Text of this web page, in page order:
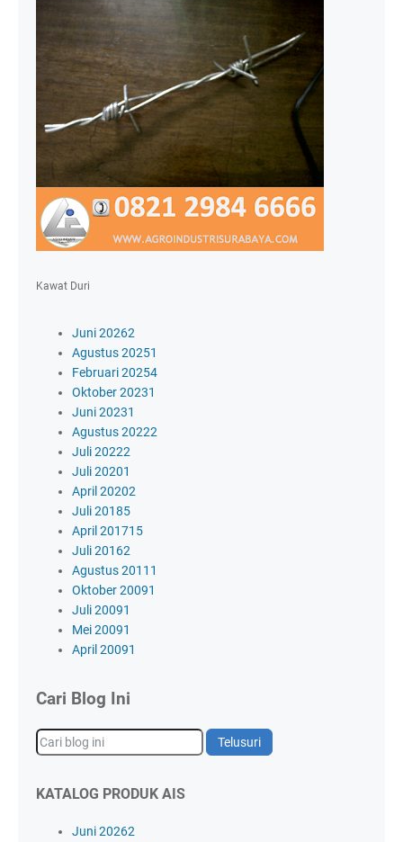
Kawat Duri
Juni 20262
Agustus 20251
Februari 20254
Oktober 20231
Juni 20231
Agustus 20222
Juli 20222
Juli 20201
April 20202
Juli 20185
April 201715
Juli 20162
Agustus 2011 1
Oktober 20091
Juli 20091
Mei 20091
April 20091
Cari Blog Ini
KATALOG PRODUK AIS
Juni 20262